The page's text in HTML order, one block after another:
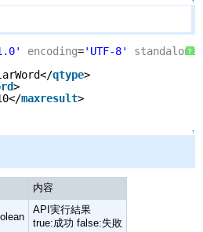
?
encoding='UTF-8' standalone
qtype>
>
maxresult>
↑
内容
API実行結果
true:成功 false:失敗